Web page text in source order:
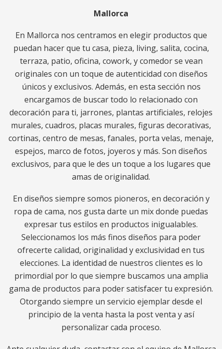
Mallorca
En Mallorca nos centramos en elegir productos que
puedan hacer que tu casa, pieza, living, salita, cocina,
terraza, patio, oficina, cowork, y comedor se vean
originales con un toque de autenticidad con diseños
únicos y exclusivos. Además, en esta sección nos
encargamos de buscar todo lo relacionado con
decoración para ti, jarrones, plantas artificiales, relojes
murales, cuadros, placas murales, figuras decorativas,
cortinas, centro de mesas, fanales, porta velas, menaje,
espejos, marco de fotos, joyeros y más. Son diseños
exclusivos, para que le des un toque a los lugares que
amas de originalidad.
En diseños siempre somos pioneros, en decoración y
ropa de cama, nos gusta darte un mix donde puedas
expresar tus estilos en productos inigualables.
Seleccionamos los más finos diseños para poder
ofrecerte calidad, originalidad y exclusividad en tus
elecciones. La identidad de nuestros clientes es lo
primordial por lo que siempre buscamos una amplia
gama de productos para poder satisfacer tu expresión.
Otorgando siempre un servicio ejemplar desde el
principio de la venta hasta la post venta y así
personalizar cada proceso.